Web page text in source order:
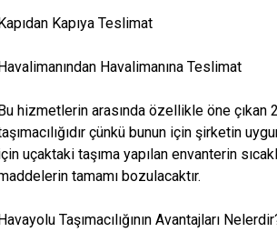
Kapıya Teslimat
Havalimanına Teslimat
hizmetlerin arasında özellikle öne çıkan
çünkü bunun için şirketin
uçaktaki taşıma yapılan envanterin
tamamı bozulacaktır.
Taşımacılığının Avantajları